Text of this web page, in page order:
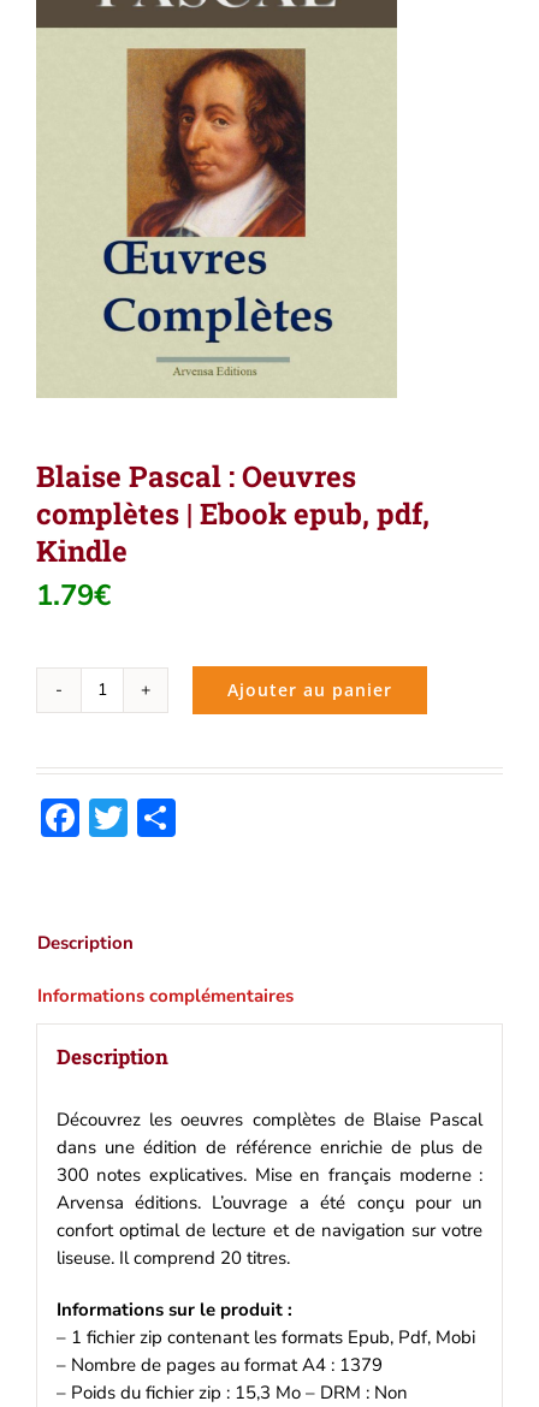
Blaise Pascal : Oeuvres
complètes | Ebook epub, pdf,
Kindle
1.79€
quantité
:
Oeuvres
epub,
Kindle
Ajouter au panier
Facebook
Twitter
Description
Informations complémentaires
Description
Découvrez les oeuvres complètes de Blaise Pascal
dans une édition de référence enrichie de plus de
300 notes explicatives. Mise en français moderne :
Arvensa éditions. L’ouvrage a été conçu pour un
confort optimal de lecture et de navigation sur votre
liseuse. Il comprend 20 titres.
Informations sur le produit :
– 1 fichier zip contenant les formats Epub, Pdf, Mobi
– Nombre de pages au format A4 : 1379
– Poids du fichier zip : 15,3 Mo – DRM : Non